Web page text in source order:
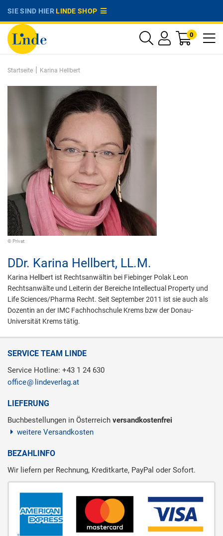
SIE SIND HIERLINDE SHOP
0
Startseite | Karina Hellbert
© Privat
DDr. Karina Hellbert, LL.M.
Karina Hellbert ist Rechtsanwältin bei Fiebinger Polak Leon
Rechtsanwälte und Leiterin der Bereiche Intellectual Property und
Life Sciences/Pharma Recht. Seit September 2011 ist sie auch als
Dozentin an der IMC Fachhochschule Krems bzw der Donau-
Universität Krems tätig.
SERVICE TEAM LINDE
Service Hotline: +43 1 24 630
office
lindeverlag.at
LIEFERUNG
Buchbestellungen in Österreich versandkostenfrei
weitere Versandkosten
BEZAHLINFO
Wir liefern per Rechnung, Kreditkarte, PayPal oder Sofort.